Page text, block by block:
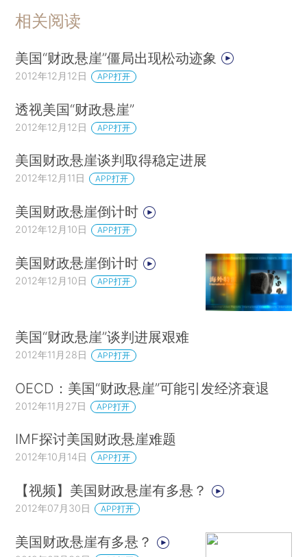
相关阅读
美国“财政悬崖”僵局出现松动迹象
2012年12月12日 APP打开
透视美国“财政悬崖”
2012年12月12日 APP打开
美国财政悬崖谈判取得稳定进展
2012年12月11日 APP打开
美国财政悬崖倒计时
2012年12月10日 APP打开
美国财政悬崖倒计时
2012年12月10日 APP打开
美国“财政悬崖”谈判进展艰难
2012年11月28日 APP打开
OECD：美国“财政悬崖”可能引发经济衰退
2012年11月27日 APP打开
IMF探讨美国财政悬崖难题
2012年10月14日 APP打开
【视频】美国财政悬崖有多悬？
2012年07月30日 APP打开
美国财政悬崖有多悬？